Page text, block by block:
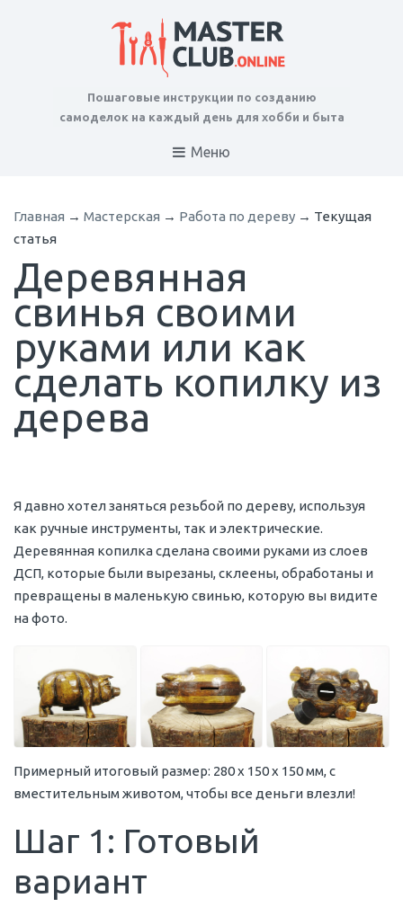
Пошаговые инструкции по созданию
самоделок на каждый день для хобби и быта
Меню
Главная → Мастерская → Работа по дереву → Текущая
статья
Деревянная
свинья своими
руками или как
сделать копилку из
дерева
Я давно хотел заняться резьбой по дереву, используя
как ручные инструменты, так и электрические.
Деревянная копилка сделана своими руками из слоев
ДСП, которые были вырезаны, склеены, обработаны и
превращены в маленькую свинью, которую вы видите
на фото.
Примерный итоговый размер: 280 х 150 х 150 мм, с
вместительным животом, чтобы все деньги влезли!
Шаг 1: Готовый
вариант